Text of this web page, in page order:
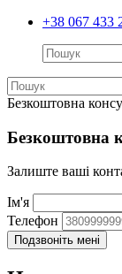
+38 067 433
Безкоштовна
Безкоштовна
Залиште ваші
Ім'я
Телефон